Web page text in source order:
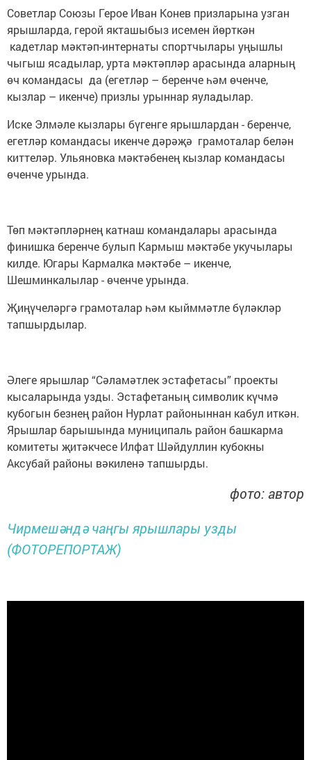
Советлар Союзы Герое Иван Конев призларына узган
ярышларда, герой якташыбыз исемен йөрткән
кадетлар мәктәп-интернаты спортчылары уңышлы
чыгыш ясадылар, урта мәктәпләр арасында аларның
өч командасы да (егетләр – беренче һәм өченче,
кызлар – икенче) призлы урыннар яуладылар.
Иске Элмәле кызлары бүгенге ярышлардан - беренче,
егетләр командасы икенче дәрәҗә грамоталар белән
киттеләр. Ульяновка мәктәбенең кызлар командасы
өченче урында.
Төп мәктәпләрнең катнаш командалары арасында
финишка беренче булып Кармыш мәктәбе укучылары
килде. Югары Кармалка мәктәбе – икенче,
Шешминкалылар - өченче урында.
Җиңүчеләргә грамоталар һәм кыйммәтле бүләкләр
тапшырдылар.
Әлеге ярышлар “Сәламәтлек эстафетасы” проекты
кысаларында узды. Эстафетаның символик күчмә
кубогын безнең район Нурлат районыннан кабул иткән.
Ярышлар барышында муниципаль район башкарма
комитеты җитәкчесе Илфат Шәйдуллин кубокны
Аксубай районы вәкиленә тапшырды.
фото: автор
Чирмешәндә чаңгы ярышлары узды
(ФОТОРЕПОРТАЖ)